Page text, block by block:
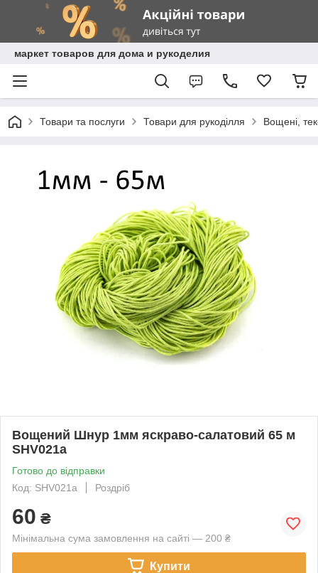
маркет товаров для дома и рукоделия
Товари та послуги Товари для рукоділля Вощені,
Вощений Шнур 1мм яскраво-салатовий 65 м
SHV021а
Готово до відправки
Код: SHV021а
Роздріб
60 ₴
Мінімальна сума замовлення на сайті — 200 ₴
Купити